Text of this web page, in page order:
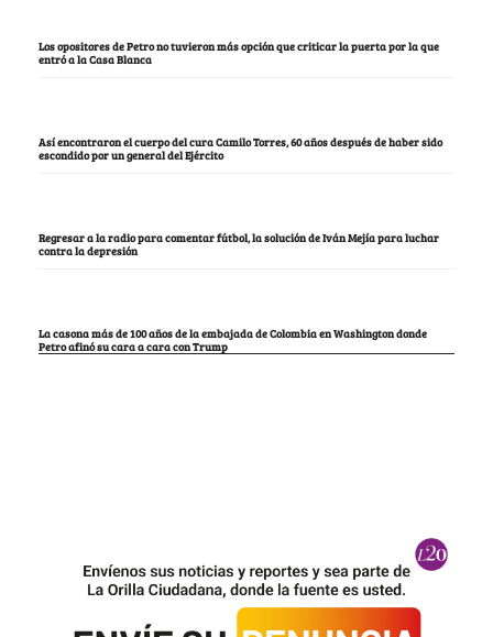
Los opositores de Petro no tuvieron más opción que criticar la puerta por la que
entró a la Casa Blanca
Así encontraron el cuerpo del cura Camilo Torres, 60 años después de haber sido
escondido por un general del Ejército
Regresar a la radio para comentar fútbol, la solución de Iván Mejía para luchar
contra la depresión
La casona más de 100 años de la embajada de Colombia en Washington donde
Petro afinó su cara a cara con Trump